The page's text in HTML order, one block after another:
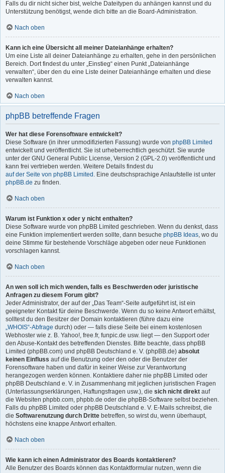
Falls du dir nicht sicher bist, welche Dateitypen du anhängen kannst und du
Unterstützung benötigst, wende dich bitte an die Board-Administration.
Nach oben
Kann ich eine Übersicht all meiner Dateianhänge erhalten?
Um eine Liste all deiner Dateianhänge zu erhalten, gehe in den persönlichen
Bereich. Dort findest du unter „Einstieg“ einen Punkt „Dateianhänge
verwalten“, über den du eine Liste deiner Dateianhänge erhalten und diese
verwalten kannst.
Nach oben
phpBB betreffende Fragen
Wer hat diese Forensoftware entwickelt?
Diese Software (in ihrer unmodifizierten Fassung) wurde von phpBB Limited
entwickelt und veröffentlicht. Sie ist urheberrechtlich geschützt. Sie wurde
unter der GNU General Public License, Version 2 (GPL-2.0) veröffentlicht und
kann frei vertrieben werden. Weitere Details findest du
auf der Seite von phpBB Limited . Eine deutschsprachige Anlaufstelle ist unter
phpBB.de zu finden.
Nach oben
Warum ist Funktion x oder y nicht enthalten?
Diese Software wurde von phpBB Limited geschrieben. Wenn du denkst, dass
eine Funktion implementiert werden sollte, dann besuche phpBB Ideas, wo du
deine Stimme für bestehende Vorschläge abgeben oder neue Funktionen
vorschlagen kannst.
Nach oben
An wen soll ich mich wenden, falls es Beschwerden oder juristische
Anfragen zu diesem Forum gibt?
Jeder Administrator, der auf der „Das Team“-Seite aufgeführt ist, ist ein
geeigneter Kontakt für deine Beschwerde. Wenn du so keine Antwort erhältst,
solltest du den Besitzer der Domain kontaktieren (führe dazu eine
„WHOIS“-Abfrage durch) oder — falls diese Seite bei einem kostenlosen
Webhoster wie z. B. Yahoo!, free.fr, funpic.de usw. liegt — den Support oder
den Abuse-Kontakt des betreffenden Dienstes. Bitte beachte, dass phpBB
Limited (phpBB.com) und phpBB Deutschland e. V. (phpBB.de) absolut
keinen Einfluss auf die Benutzung oder den oder die Benutzer der
Forensoftware haben und dafür in keiner Weise zur Verantwortung
herangezogen werden können. Kontaktiere daher nie phpBB Limited oder
phpBB Deutschland e. V. in Zusammenhang mit jeglichen juristischen Fragen
(Unterlassungserklärungen, Haftungsfragen usw.), die sich nicht direkt auf
die Websiten phpbb.com, phpbb.de oder die phpBB-Software selbst beziehen.
Falls du phpBB Limited oder phpBB Deutschland e. V. E-Mails schreibst, die
die Softwarenutzung durch Dritte betreffen, so wirst du, wenn überhaupt,
höchstens eine knappe Antwort erhalten.
Nach oben
Wie kann ich einen Administrator des Boards kontaktieren?
Alle Benutzer des Boards können das Kontaktformular nutzen, wenn die